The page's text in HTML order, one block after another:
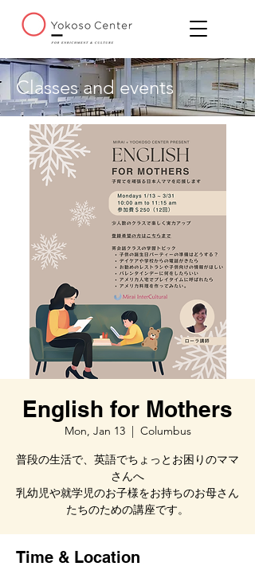
Classes and events
English for Mothers
Mon, Jan 13
  |
Columbus
普段の生活で、英語でちょっとお困りのママ
さんへ
乳幼児や就学児のお子様をお持ちのお母さん
たちのための講座です。
Time & Location